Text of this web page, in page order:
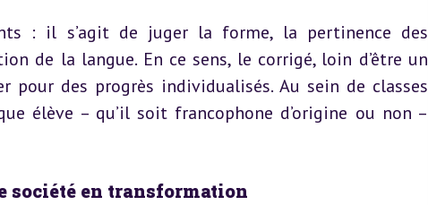
: il s’agit de juger la forme, la pertinence des
de la langue. En ce sens, le corrigé, loin d’être un
des progrès individualisés. Au sein de classes
élève – qu’il soit francophone d’origine ou non –
société en transformation